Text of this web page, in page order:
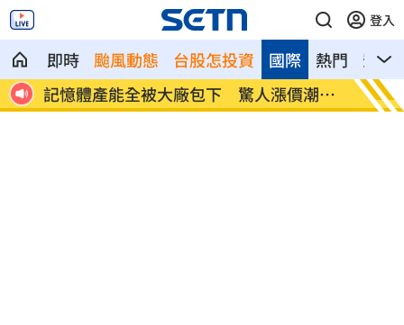
登入
即時 颱風動態 台股怎投資 熱門 影音
國際
記憶體產能全被大廠包下 驚人漲價潮來
襲
北美
元